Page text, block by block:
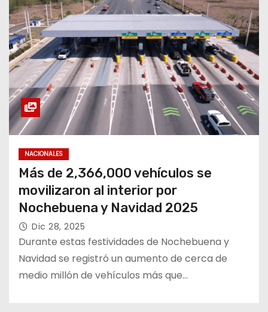
NACIONALES
Más de 2,366,000 vehículos se
movilizaron al interior por
Nochebuena y Navidad 2025
Dic 28, 2025
Durante estas festividades de Nochebuena y
Navidad se registró un aumento de cerca de
medio millón de vehículos más que…